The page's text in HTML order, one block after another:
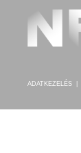
ADATKEZELÉS